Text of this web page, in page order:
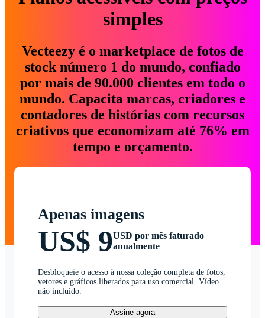
simples
Vecteezy é o marketplace de fotos de
stock número 1 do mundo, confiado
por mais de 90.000 clientes em todo o
mundo. Capacita marcas, criadores e
contadores de histórias com recursos
criativos que economizam até 76% em
tempo e orçamento.
Apenas imagens
US$ 9USD por mês faturado
anualmente
Desbloqueie o acesso à nossa coleção completa de fotos,
vetores e gráficos liberados para uso comercial. Vídeo
não incluído.
Assine agora